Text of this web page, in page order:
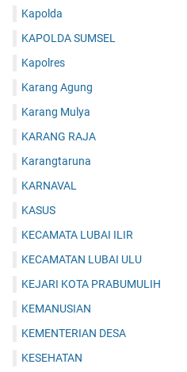
Kapolda
KAPOLDA SUMSEL
Kapolres
Karang Agung
Karang Mulya
KARANG RAJA
Karangtaruna
KARNAVAL
KASUS
KECAMATA LUBAI ILIR
KECAMATAN LUBAI ULU
KEJARI KOTA PRABUMULIH
KEMANUSIAN
KEMENTERIAN DESA
KESEHATAN